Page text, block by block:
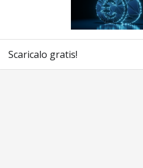
Scaricalo gratis!